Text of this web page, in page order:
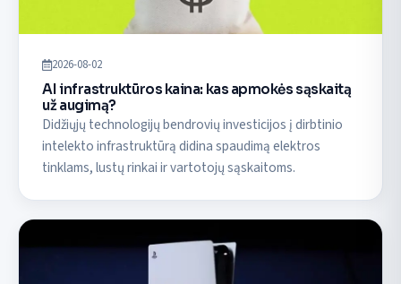
2026-08-02
AI infrastruktūros kaina: kas apmokės sąskaitą
už augimą?
Didžiųjų technologijų bendrovių investicijos į dirbtinio
intelekto infrastruktūrą didina spaudimą elektros
tinklams, lustų rinkai ir vartotojų sąskaitoms.